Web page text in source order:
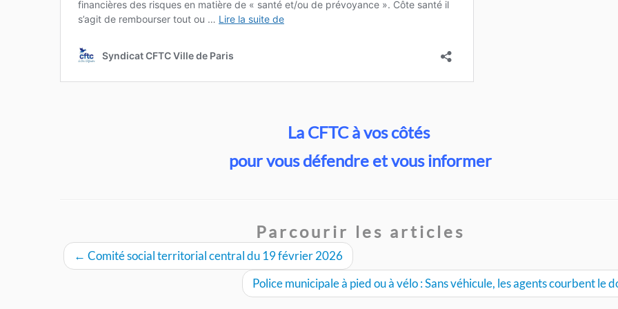
La CFTC à vos côtés
pour vous défendre et vous informer
Parcourir les articles
← Comité social territorial central du 19 février 2026
Police municipale à pied ou à vélo : Sans véhicule, les agents courbent le